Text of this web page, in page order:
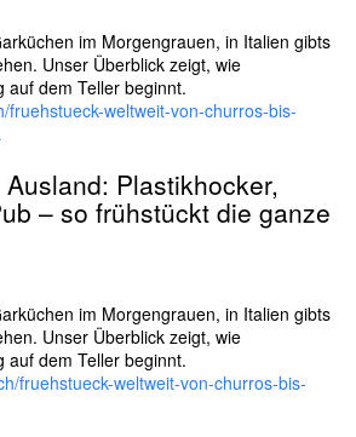
im Morgengrauen, in Italien gibts
Unser Überblick zeigt, wie
auf dem Teller beginnt.
fruehstueck-weltweit-von-churros-bis-
Plastikhocker,
– so frühstückt die ganze
im Morgengrauen, in Italien gibts
Unser Überblick zeigt, wie
auf dem Teller beginnt.
fruehstueck-weltweit-von-churros-bis-